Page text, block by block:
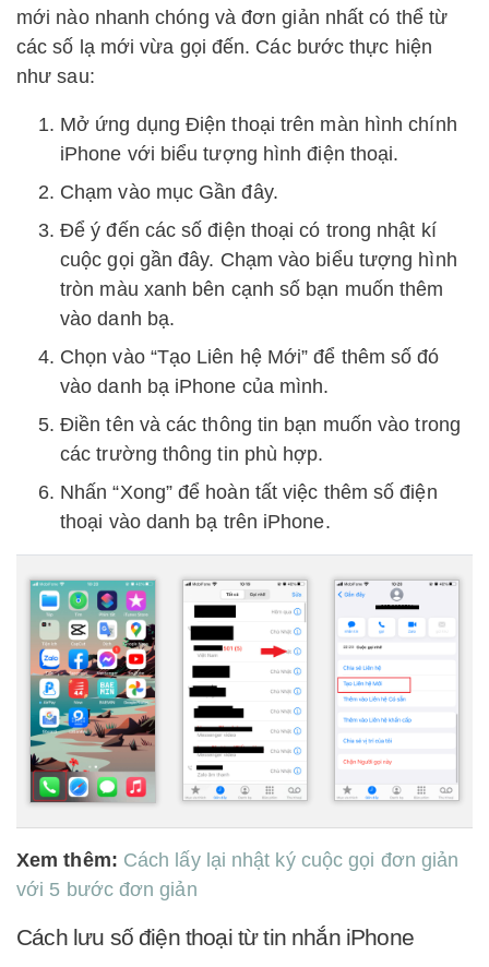
mới nào nhanh chóng và đơn giản nhất có thể từ
các số lạ mới vừa gọi đến. Các bước thực hiện
như sau:
Mở ứng dụng Điện thoại trên màn hình chính
iPhone với biểu tượng hình điện thoại.
Chạm vào mục Gần đây.
Để ý đến các số điện thoại có trong nhật kí
cuộc gọi gần đây. Chạm vào biểu tượng hình
tròn màu xanh bên cạnh số bạn muốn thêm
vào danh bạ.
Chọn vào “Tạo Liên hệ Mới” để thêm số đó
vào danh bạ iPhone của mình.
Điền tên và các thông tin bạn muốn vào trong
các trường thông tin phù hợp.
Nhấn “Xong” để hoàn tất việc thêm số điện
thoại vào danh bạ trên iPhone.
Xem thêm: Cách lấy lại nhật ký cuộc gọi đơn giản
với 5 bước đơn giản
Cách lưu số điện thoại từ tin nhắn iPhone